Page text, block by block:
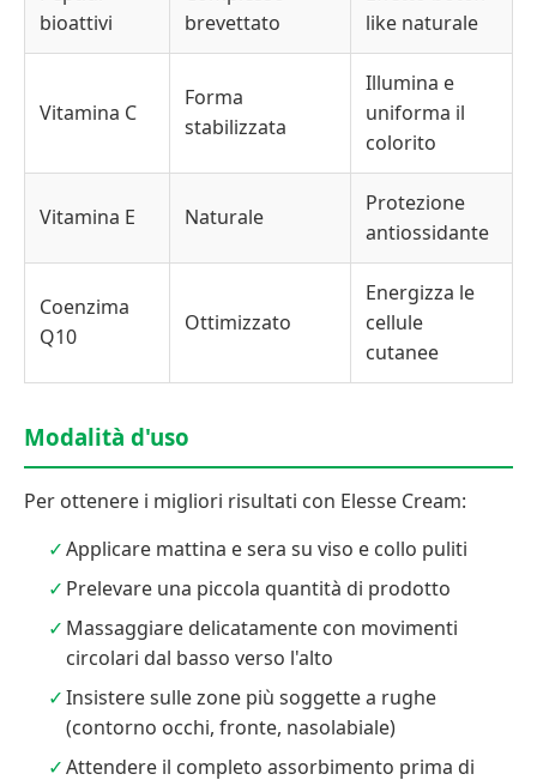
bioattivi
brevettato
like naturale
Vitamina C
Forma
stabilizzata
Illumina e
uniforma il
colorito
Vitamina E Naturale
Protezione
antiossidante
Coenzima
Q10
Ottimizzato
Energizza le
cellule
cutanee
Modalità d'uso
Per ottenere i migliori risultati con Elesse Cream:
Applicare mattina e sera su viso e collo puliti
Prelevare una piccola quantità di prodotto
Massaggiare delicatamente con movimenti
circolari dal basso verso l'alto
Insistere sulle zone più soggette a rughe
(contorno occhi, fronte, nasolabiale)
Attendere il completo assorbimento prima di